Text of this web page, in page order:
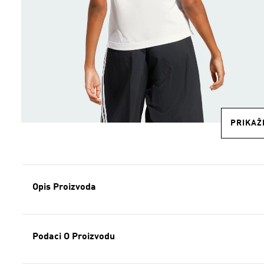
Opis Proizvoda
Podaci O Proizvodu